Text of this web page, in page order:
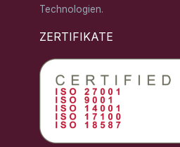
Technologien.
ZERTIFIKATE